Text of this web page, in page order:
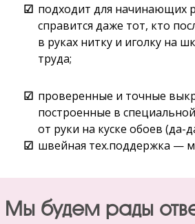
подходит для начинающих
справится даже тот, кто
в руках нитку и иголку на
труда;
проверенные и точные
построенные в
от руки на куске обоев (да-
швейная тех.поддержка —
Мы будем рады